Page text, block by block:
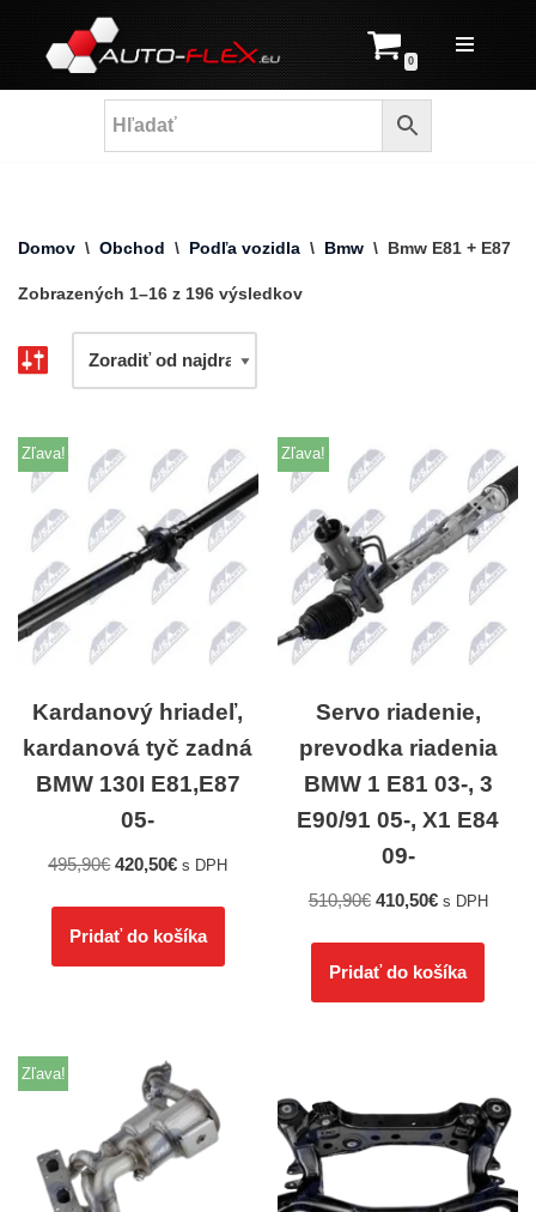
Prejsť
na
0
Domov \ Obchod \ Podľa vozidla \ Bmw \ Bmw E81 + E87
Zobrazených 1–16 z 196 výsledkov
Zľava!
Kardanový hriadeľ,
kardanová tyč zadná
BMW 130I E81,E87
05-
495,90€ 420,50€ s DPH
Pridať do košíka
Zľava!
Servo riadenie,
prevodka riadenia
BMW 1 E81 03-, 3
E90/91 05-, X1 E84
09-
510,90€ 410,50€ s DPH
Pridať do košíka
Zľava!